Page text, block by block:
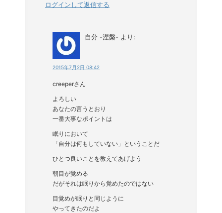
ログインして返信する
自分 -涅槃- より:
2015年7月2日 08:42
creeperさん
よろしい
あなたの言うとおり
一番大事なポイントは
眠りにおいて
「自分は何もしていない」ということだ
ひとつ良いことを教えてあげよう
朝目が覚める
だがそれは眠りから覚めたのではない
目覚めが眠りと同じように
やってきたのだよ